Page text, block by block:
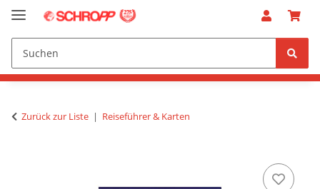
Zurück zur Liste Reiseführer & Karten